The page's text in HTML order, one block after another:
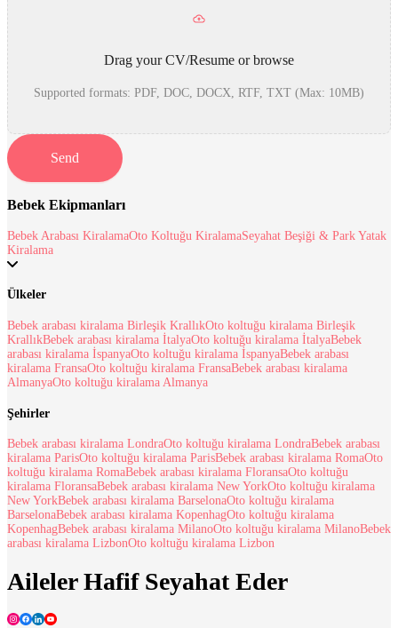
Drag your CV/Resume orbrowse
Supported formats: PDF, DOC, DOCX, RTF, TXT (Max: 10MB)
Send
Bebek Ekipmanları
Bebek Arabası KiralamaOto Koltuğu KiralamaSeyahat Beşiği & Park Yatak
Kiralama
Ülkeler
Bebek arabası kiralama Birleşik KrallıkOto koltuğu kiralama Birleşik
KrallıkBebek arabası kiralama İtalyaOto koltuğu kiralama İtalyaBebek
arabası kiralama İspanyaOto koltuğu kiralama İspanyaBebek arabası
kiralama FransaOto koltuğu kiralama FransaBebek arabası kiralama
AlmanyaOto koltuğu kiralama Almanya
Şehirler
Bebek arabası kiralama LondraOto koltuğu kiralama LondraBebek arabası
kiralama ParisOto koltuğu kiralama ParisBebek arabası kiralama RomaOto
koltuğu kiralama RomaBebek arabası kiralama FloransaOto koltuğu
kiralama FloransaBebek arabası kiralama New YorkOto koltuğu kiralama
New YorkBebek arabası kiralama BarselonaOto koltuğu kiralama
BarselonaBebek arabası kiralama KopenhagOto koltuğu kiralama
KopenhagBebek arabası kiralama MilanoOto koltuğu kiralama MilanoBebek
arabası kiralama LizbonOto koltuğu kiralama Lizbon
Aileler Hafif Seyahat Eder